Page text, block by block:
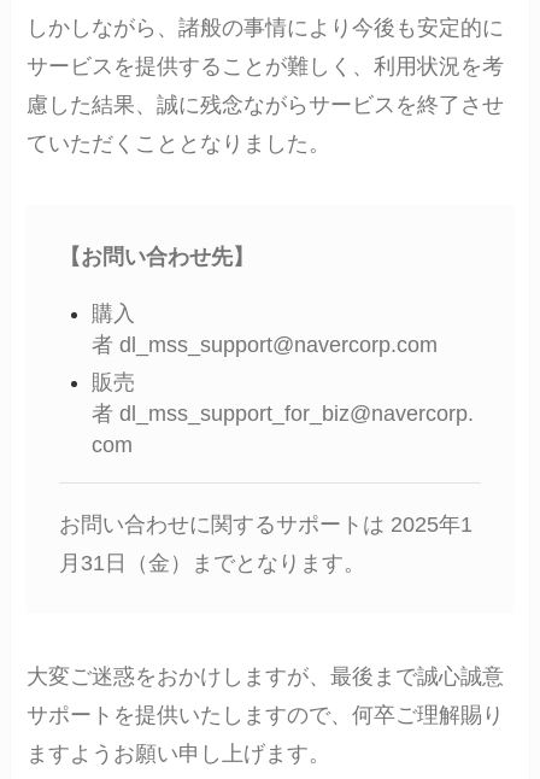
しかしながら、諸般の事情により今後も安定的に
サービスを提供することが難しく、利用状況を考
慮した結果、誠に残念ながらサービスを終了させ
ていただくこととなりました。
【お問い合わせ先】
購入
者 dl_mss_support@navercorp.com
販売
者 dl_mss_support_for_biz@navercorp.
com
お問い合わせに関するサポートは 2025年1
月31日（金）までとなります。
大変ご迷惑をおかけしますが、最後まで誠心誠意
サポートを提供いたしますので、何卒ご理解賜り
ますようお願い申し上げます。